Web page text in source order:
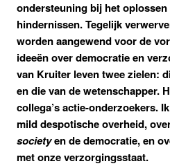
ondersteuning bij het
hindernissen. Tegelijk
worden aangewend voor de
ideeën over democratie en
van Kruiter leven twee zielen:
en die van de wetenschapper.
collega’s actie-onderzoekers.
mild despotische overheid,
societyen de democratie, en
met onze verzorgingsstaat.